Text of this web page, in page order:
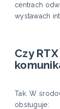
centrach
wystawach
Czy
Tak. W
obsługuje: